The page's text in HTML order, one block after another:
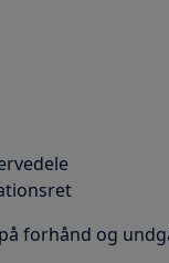
forhånd og